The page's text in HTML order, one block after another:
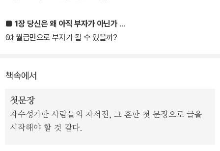
부동산 1채씩을 매입하는 방법으로 10년 동안 투자하는 것이다. 억대
연봉자가 아니고서야 생활비를 제외한 1년 적금으로 어떻게 부동산
도 남는 구체적인 부동산 투자법이 책에 상세하게 나와 있으며, 소액
책은 총 4장으로 구성되어 있다. 1장은 당신이 부자가 되는 것을 가로
막고 있는 내·외부적 장애물을 하나씩 꼽으며 선입견을 버리는 단계
■ 1장 당신은 왜 아직 부자가 아닌가
01 월급만으로 부자가 될 수 있을까?
책속에서
첫문장
자수성가한 사람들의 자서전, 그 흔한 첫 문장으로 글을
시작해야 할 것 같다.